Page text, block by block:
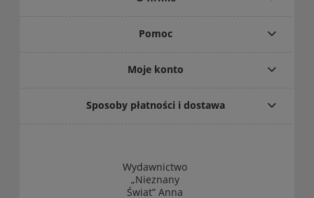
Pomoc
Moje konto
Sposoby płatności i dostawa
Wydawnictwo
„Nieznany
Świat” Anna